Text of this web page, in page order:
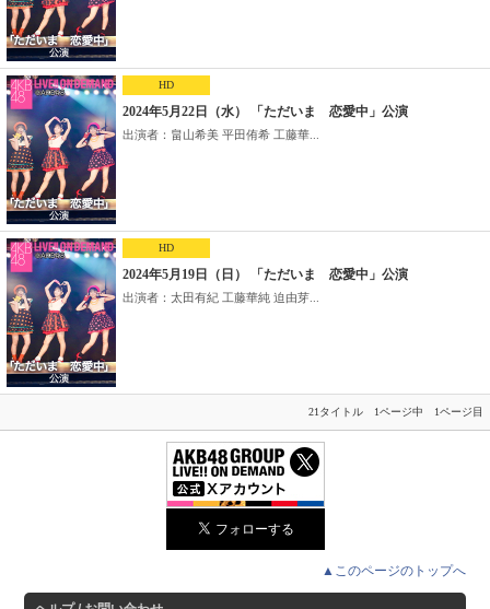
HD
2024年5月22日（水） 「ただいま 恋愛中」公演
出演者：畠山希美 平田侑希 工藤華...
HD
2024年5月19日（日） 「ただいま 恋愛中」公演
出演者：太田有紀 工藤華純 迫由芽...
21タイトル 1ページ中 1ページ目
▲このページのトップへ